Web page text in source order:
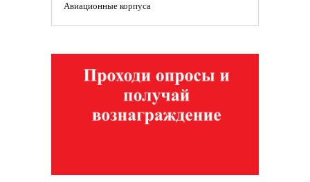
Авиационные корпуса